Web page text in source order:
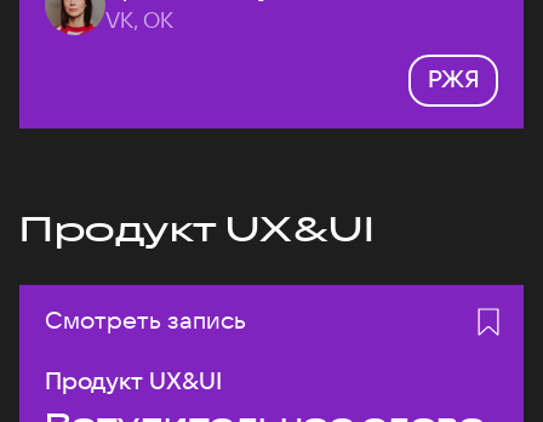
VK, ОК
РЖЯ
Продукт UX&UI
Смотреть запись
Продукт UX&UI